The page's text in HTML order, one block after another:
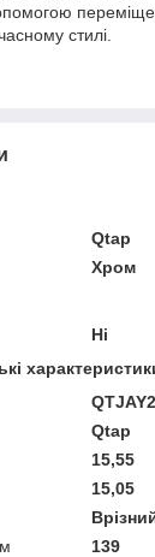
стилі.
Qtap
Хром
Ні
Qtap
15,55
15,05
139